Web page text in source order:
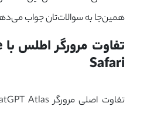
همین‌جا به سوالات‌تان جواب
Safari